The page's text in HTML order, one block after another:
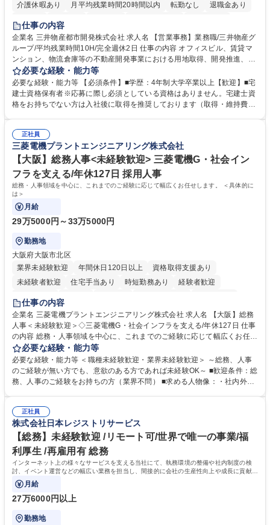
介護休暇あり
月平均残業時間20時間以内 転勤なし
退職金あり
在宅OK
賞与あり
駅近5分以内
土日祝休み 寮・社宅あり
仕事の内容
企業名 三井物産都市開発株式会社 求人名 【営業事務】業務職/三井物産グ
ループ/平均残業時間10H/完全週休2日 仕事の内容 オフィスビル、賃貸マ
ンション、物流倉庫等の不動産開発事業における用地取得、開発推進、賃
貸運営、売却、仲介・活用提案等を行う営業部門において事務業務を担当
いただきます。 【詳細】・契約書管理、契約書製本、捺印対応、ファイリ
ング、登記簿取得、調書取得・支払業務（各種費用支払、支払管理、請
求・支払データ登録、取引先マスター申請対応）・予算作成及び予実管
の他に担当頂く業務が発生する場合があります。 募集職種 【営業事務】
業務職/三井物産グループ/平均残業時間10H/完全週休2日
必要な経験・能力等
必要な経験・能力等 【必須条件】■学歴：4年制大学卒業以上【歓迎】■宅
建士資格保有者※応募に際し必須としている資格はありません。宅建士資
格をお持ちでない方は入社後に取得を推奨しております（取得・維持費用
ション力がある方。 ・チャレンジを厭わず、粘り強く業務に取り組める
方。多様な関係者と謙虚に信頼関係を構築でき、期限を意識したスケジュ
ール管理が出来る方。※将来的に他部署（営業部門、コーポレート部門）
へのジョブローテーションの可能性があります。 学歴・資格 学歴：大学
院 大学 語学力： 資格：宅地建物取引士
正社員
三菱電機プラントエンジニアリング株式会社
【大阪】総務人事<未経験歓迎> 三菱電機G・社会イン
フラを支える/年休127日 採用人事
総務・人事領域を中心に、これまでのご経験に応じて幅広くお任せします。 ＜具体的に
は＞
月給
29万5000円～33万5000円
勤務地
大阪府大阪市北区
業界未経験歓迎
年間休日120日以上
資格取得支援あり
未経験者歓迎
住宅手当あり 時短勤務あり
経験者歓迎
退職金あり
駅近5分以内
土日祝休み 服装自由 寮・社宅あり 食事補助あり
仕事の内容
企業名 三菱電機プラントエンジニアリング株式会社 求人名 【大阪】総務
人事＜未経験歓迎＞◇三菱電機G・社会インフラを支える/年休127日 仕事
の内容 総務・人事領域を中心に、これまでのご経験に応じて幅広くお任せ
します。 ＜具体的には＞ ・総務/人事労務（給与・社保・勤怠管理など）
・採用・教育研修 ・福利厚生運用 など ※基本的には事務所勤務ですが、
採用や教育等の業務内容により、関西圏以外への日帰り・宿泊を伴う国内
出張もございます。 ※担当業務を持ちつつ、お互いに助け合いながら、総
必要な経験・能力等
必要な経験・能力等 ＜職種未経験歓迎・業界未経験歓迎＞ ～総務、人事
のご経験が無い方でも、意欲のある方であれば未経験OK～ ■歓迎条件：総
務、人事のご経験をお持ちの方（業界不問） ■求める人物像：・社内外の
正社員
株式会社日本レジストリサービス
【総務】未経験歓迎 /リモート可/世界で唯一の事業/福
利厚生 /再雇用有 総務
インターネット上の様々なサービスを支える当社にて、執務環境の整備や社内制度の検
討、イベント運営などの幅広い業務を担当し、間接的に会社の生産性向上や成長に貢献し
ている部署です。
月給
27万6000円以上
勤務地